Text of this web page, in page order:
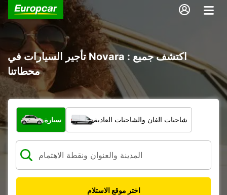
تأجير السيارات في Novara : اكتشف جميع
محطاتنا
ما نوع المركبة؟
سيارة شاحنات الفان والشاحنات العادية
اختر موقع الاستلام